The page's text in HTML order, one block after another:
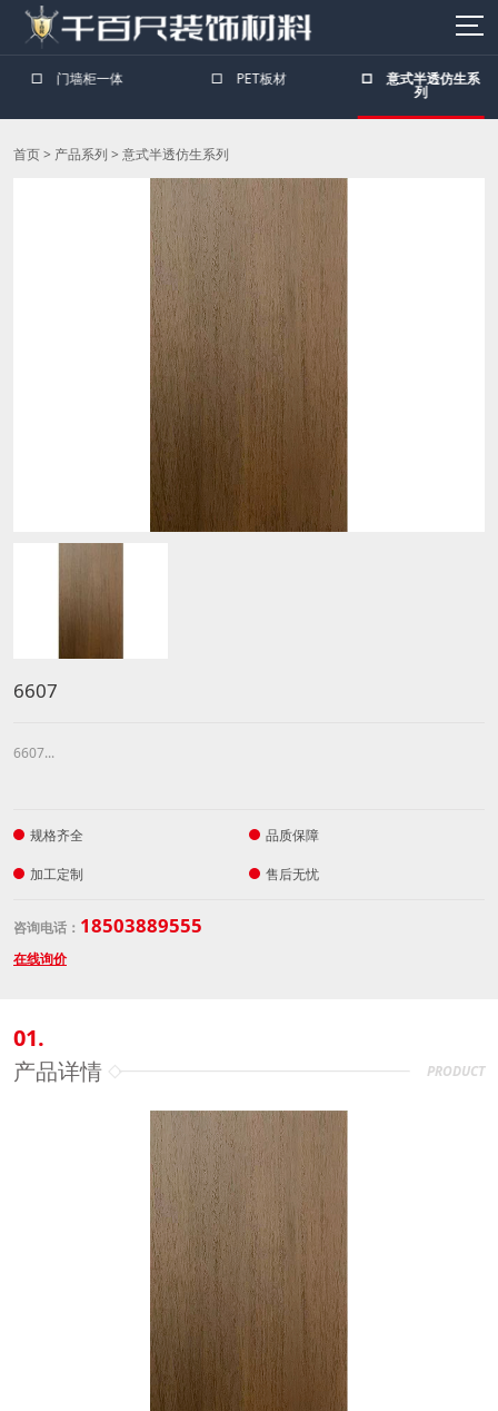
□ 门墙柜一体 □ PET板材 □ 意式半透仿生系
列
首页> 产品系列 > 意式半透仿生系列
6607
6607...
规格齐全 品质保障
加工定制 售后无忧
咨询电话： 18503889555
在线询价
01.
产品详情
PRODUCT